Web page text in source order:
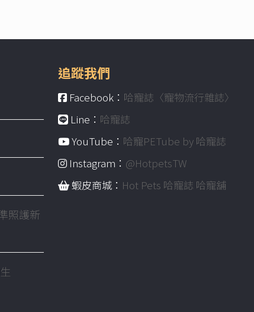
照護新
追蹤我們
Facebook： 哈寵誌〈寵物流行雜誌〉
Line： 哈寵誌
YouTube： 哈寵PETube by 哈寵誌
Instagram： @HotpetsTW
蝦皮商城： Hot Pets 哈寵誌 哈寵舖